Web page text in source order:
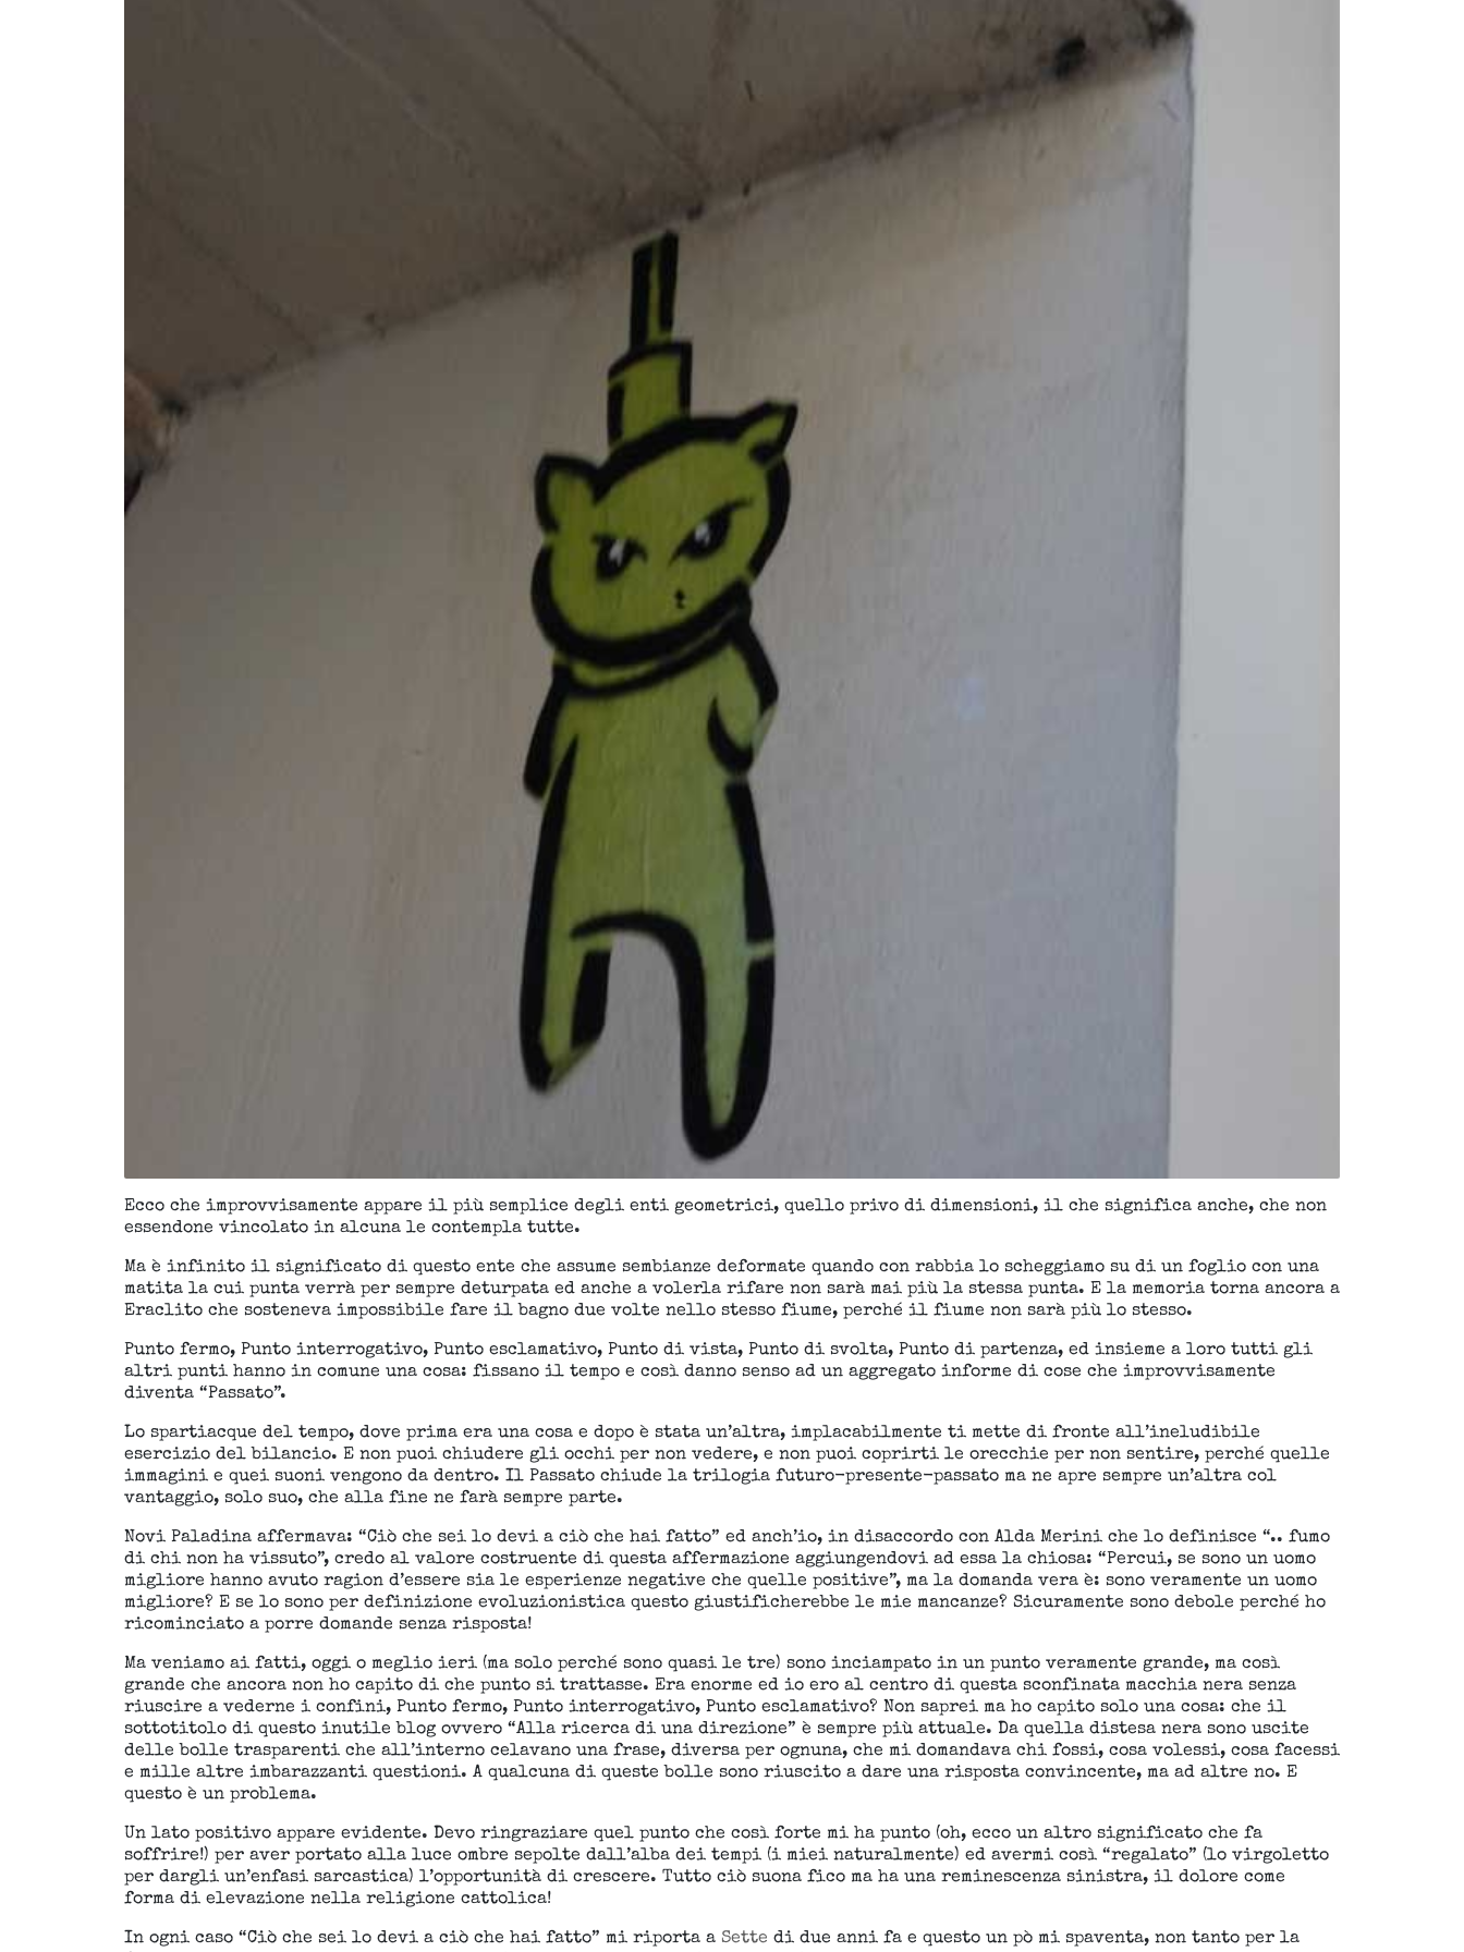
Ecco che improvvisamente appare il più semplice degli enti geometrici, quello privo di dimensioni, il che significa anche, che non
essendone vincolato in alcuna le contempla tutte.
Ma è infinito il significato di questo ente che assume sembianze deformate quando con rabbia lo scheggiamo su di un foglio con una
matita la cui punta verrà per sempre deturpata ed anche a volerla rifare non sarà mai più la stessa punta. E la memoria torna ancora a
Eraclito che sosteneva impossibile fare il bagno due volte nello stesso fiume, perché il fiume non sarà più lo stesso.
Punto fermo, Punto interrogativo, Punto esclamativo, Punto di vista, Punto di svolta, Punto di partenza, ed insieme a loro tutti gli
altri punti hanno in comune una cosa: fissano il tempo e così danno senso ad un aggregato informe di cose che improvvisamente
diventa “Passato”.
Lo spartiacque del tempo, dove prima era una cosa e dopo è stata un’altra, implacabilmente ti mette di fronte all’ineludibile
esercizio del bilancio. E non puoi chiudere gli occhi per non vedere, e non puoi coprirti le orecchie per non sentire, perché quelle
immagini e quei suoni vengono da dentro. Il Passato chiude la trilogia futuro-presente-passato ma ne apre sempre un’altra col
vantaggio, solo suo, che alla fine ne farà sempre parte.
Novi Paladina affermava: “Ciò che sei lo devi a ciò che hai fatto” ed anch’io, in disaccordo con Alda Merini che lo definisce “.. fumo
di chi non ha vissuto”, credo al valore costruente di questa affermazione aggiungendovi ad essa la chiosa: “Percui, se sono un uomo
migliore hanno avuto ragion d’essere sia le esperienze negative che quelle positive”, ma la domanda vera è: sono veramente un uomo
migliore? E se lo sono per definizione evoluzionistica questo giustificherebbe le mie mancanze? Sicuramente sono debole perché ho
ricominciato a porre domande senza risposta!
Ma veniamo ai fatti, oggi o meglio ieri (ma solo perché sono quasi le tre) sono inciampato in un punto veramente grande, ma così
grande che ancora non ho capito di che punto si trattasse. Era enorme ed io ero al centro di questa sconfinata macchia nera senza
riuscire a vederne i confini, Punto fermo, Punto interrogativo, Punto esclamativo? Non saprei ma ho capito solo una cosa: che il
sottotitolo di questo inutile blog ovvero “Alla ricerca di una direzione” è sempre più attuale. Da quella distesa nera sono uscite
delle bolle trasparenti che all’interno celavano una frase, diversa per ognuna, che mi domandava chi fossi, cosa volessi, cosa facessi
e mille altre imbarazzanti questioni. A qualcuna di queste bolle sono riuscito a dare una risposta convincente, ma ad altre no. E
questo è un problema.
Un lato positivo appare evidente. Devo ringraziare quel punto che così forte mi ha punto (oh, ecco un altro significato che fa
soffrire!) per aver portato alla luce ombre sepolte dall’alba dei tempi (i miei naturalmente) ed avermi così “regalato” (lo virgoletto
per dargli un’enfasi sarcastica) l’opportunità di crescere. Tutto ciò suona fico ma ha una reminescenza sinistra, il dolore come
forma di elevazione nella religione cattolica!
In ogni caso “Ciò che sei lo devi a ciò che hai fatto” mi riporta a Sette di due anni fa e questo un pò mi spaventa, non tanto per la